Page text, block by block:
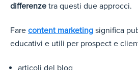
differenze tra questi due approcci.
Fare content marketing significa
educativi e utili per prospect e